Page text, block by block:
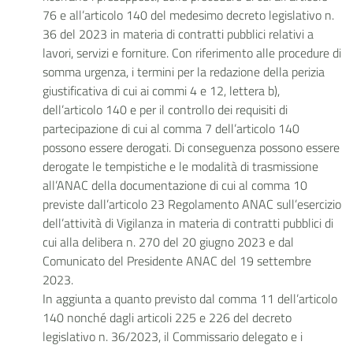
76 e all’articolo 140 del medesimo decreto legislativo n.
36 del 2023 in materia di contratti pubblici relativi a
lavori, servizi e forniture. Con riferimento alle procedure di
somma urgenza, i termini per la redazione della perizia
giustificativa di cui ai commi 4 e 12, lettera b),
dell’articolo 140 e per il controllo dei requisiti di
partecipazione di cui al comma 7 dell’articolo 140
possono essere derogati. Di conseguenza possono essere
derogate le tempistiche e le modalità di trasmissione
all’ANAC della documentazione di cui al comma 10
previste dall’articolo 23 Regolamento ANAC sull’esercizio
dell’attività di Vigilanza in materia di contratti pubblici di
cui alla delibera n. 270 del 20 giugno 2023 e dal
Comunicato del Presidente ANAC del 19 settembre
2023.
In aggiunta a quanto previsto dal comma 11 dell’articolo
140 nonché dagli articoli 225 e 226 del decreto
legislativo n. 36/2023, il Commissario delegato e i